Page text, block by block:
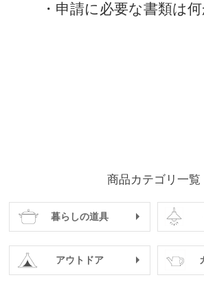
・申請に必要な書類は何
商品カテゴリ一覧
暮らしの道具
アウトドア